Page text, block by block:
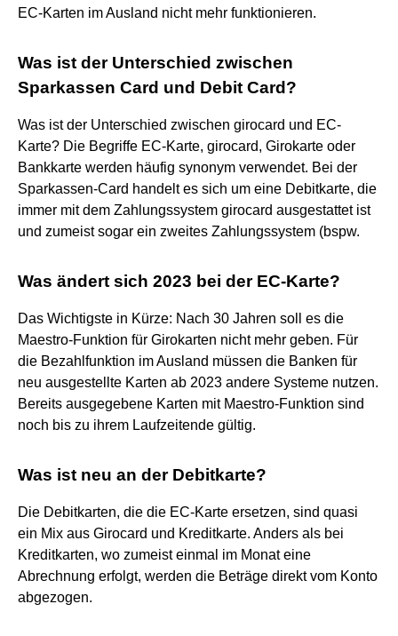
EC-Karten im Ausland nicht mehr funktionieren.
Was ist der Unterschied zwischen
Sparkassen Card und Debit Card?
Was ist der Unterschied zwischen girocard und EC-
Karte? Die Begriffe EC-Karte, girocard, Girokarte oder
Bankkarte werden häufig synonym verwendet. Bei der
Sparkassen-Card handelt es sich um eine Debitkarte, die
immer mit dem Zahlungssystem girocard ausgestattet ist
und zumeist sogar ein zweites Zahlungssystem (bspw.
Was ändert sich 2023 bei der EC-Karte?
Das Wichtigste in Kürze: Nach 30 Jahren soll es die
Maestro-Funktion für Girokarten nicht mehr geben. Für
die Bezahlfunktion im Ausland müssen die Banken für
neu ausgestellte Karten ab 2023 andere Systeme nutzen.
Bereits ausgegebene Karten mit Maestro-Funktion sind
noch bis zu ihrem Laufzeitende gültig.
Was ist neu an der Debitkarte?
Die Debitkarten, die die EC-Karte ersetzen, sind quasi
ein Mix aus Girocard und Kreditkarte. Anders als bei
Kreditkarten, wo zumeist einmal im Monat eine
Abrechnung erfolgt, werden die Beträge direkt vom Konto
abgezogen.